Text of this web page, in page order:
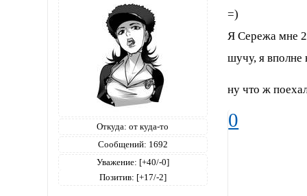
Откуда: от куда-то
Сообщений: 1692
Уважение: [+40/-0]
Позитив: [+17/-2]
=)
Я Сережа мне
шучу, я вполне
ну что ж
0